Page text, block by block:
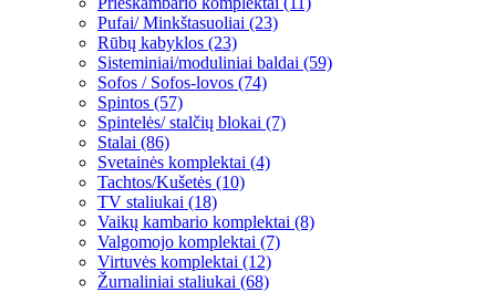
Pufai/ Minkštasuoliai (23)
Rūbų kabyklos (23)
Sisteminiai/moduliniai baldai (59)
Sofos / Sofos-lovos (74)
Spintos (57)
Spintelės/ stalčių blokai (7)
Stalai (86)
Svetainės komplektai (4)
Tachtos/Kušetės (10)
TV staliukai (18)
Vaikų kambario komplektai (8)
Valgomojo komplektai (7)
Virtuvės komplektai (12)
Žurnaliniai staliukai (68)